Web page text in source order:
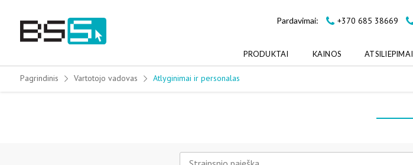
content
Pardavimai: +370 685 38669
PRODUKTAI KAINOS ATSILIEPIMAI
Pagrindinis Vartotojo vadovas Atlyginimai ir personalas